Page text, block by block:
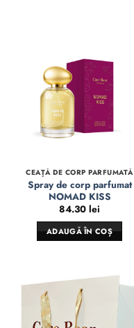
CEAȚĂ DE CORP PARFUMATĂ
Spray de corp parfumat
NOMAD KISS
84.30 lei
ADAUGĂ ÎN COȘ